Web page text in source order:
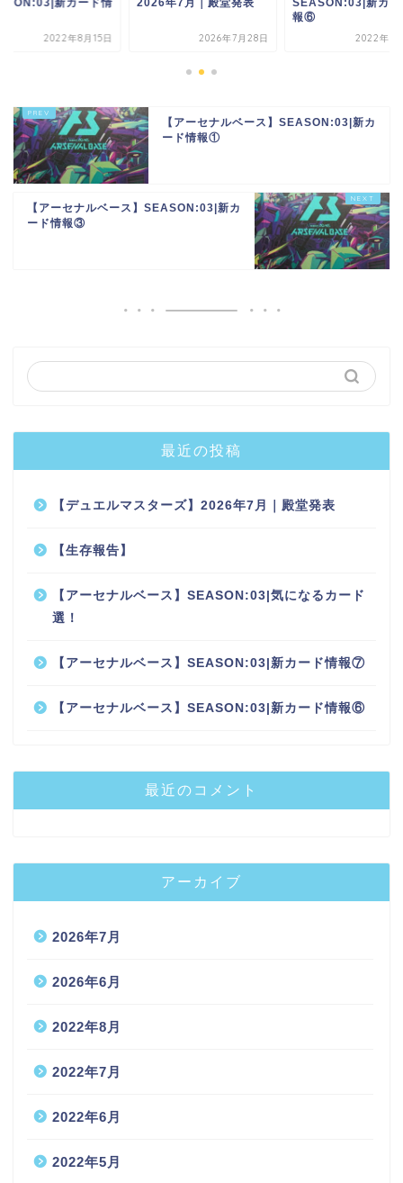
新カード情
2022年8月15日
2026年7月｜殿堂発表
2026年7月28日
SEASON:03|新カー
報⑥
2022年8
【アーセナルベース】SEASON:03|新カ
ード情報①
【アーセナルベース】SEASON:03|新カ
ード情報③
最近の投稿
【デュエルマスターズ】2026年7月｜殿堂発表
【生存報告】
【アーセナルベース】SEASON:03|気になるカード
選！
【アーセナルベース】SEASON:03|新カード情報⑦
【アーセナルベース】SEASON:03|新カード情報⑥
最近のコメント
アーカイブ
2026年7月
2026年6月
2022年8月
2022年7月
2022年6月
2022年5月